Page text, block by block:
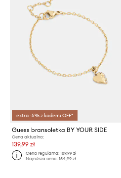
extra -5% z kodem: OFF*
Guess bransoletka BY YOUR SIDE
Cena aktualna:
139,99 zł
Cena regularna:189,99 zł
Najniższa cena:154,99 zł